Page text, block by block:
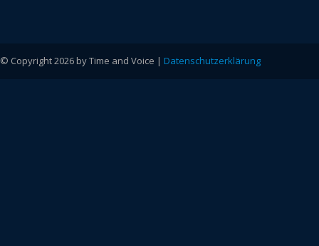
© Copyright 2026 by Time and Voice | Datenschutzerklärung